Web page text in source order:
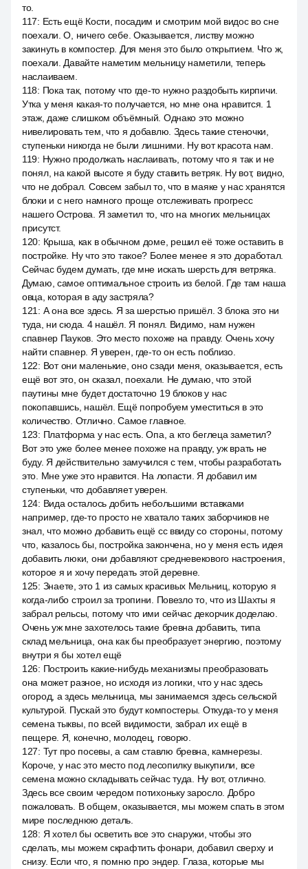
то.
117: Есть ещё Кости, посадим и смотрим мой видос во сне
поехали. О, ничего себе. Оказывается, листву можно
закинуть в компостер. Для меня это было открытием. Что ж,
поехали. Давайте наметим мельницу наметили, теперь
наслаиваем.
118: Пока так, потому что где-то нужно раздобыть кирпичи.
Утка у меня какая-то получается, но мне она нравится. 1
этаж, даже слишком объёмный. Однако это можно
нивелировать тем, что я добавлю. Здесь такие стеночки,
ступеньки никогда не были лишними. Ну вот красота нам.
119: Нужно продолжать наслаивать, потому что я так и не
понял, на какой высоте я буду ставить ветряк. Ну вот, видно,
что не добрал. Совсем забыл то, что в маяке у нас хранятся
блоки и с него намного проще отслеживать прогресс
нашего Острова. Я заметил то, что на многих мельницах
присутст.
120: Крыша, как в обычном доме, решил её тоже оставить в
постройке. Ну что это такое? Более менее я это доработал.
Сейчас будем думать, где мне искать шерсть для ветряка.
Думаю, самое оптимальное строить из белой. Где там наша
овца, которая в аду застряла?
121 : А она все здесь. Я за шерстью пришёл. 3 блока это ни
туда, ни сюда. 4 нашёл. Я понял. Видимо, нам нужен
спавнер Пауков. Это место похоже на правду. Очень хочу
найти спавнер. Я уверен, где-то он есть поблизо.
122: Вот они маленькие, оно сзади меня, оказывается, есть
ещё вот это, он сказал, поехали. Не думаю, что этой
паутины мне будет достаточно 19 блоков у нас
покопавшись, нашёл. Ещё попробуем уместиться в это
количество. Отлично. Самое главное.
123: Платформа у нас есть. Опа, а кто беглеца заметил?
Вот это уже более менее похоже на правду, уж врать не
буду. Я действительно замучился с тем, чтобы разработать
это. Мне уже это нравится. На лопасти. Я добавил им
ступеньки, что добавляет уверен.
124: Вида осталось добить небольшими вставками
например, где-то просто не хватало таких заборчиков не
знал, что можно добавить ещё cc ввиду со стороны, потому
что, казалось бы, постройка закончена, но у меня есть идея
добавить люки, они добавляют средневекового настроения,
которое я и хочу передать этой деревне.
125: Знаете, это 1 из самых красивых Мельниц, которую я
когда-либо строил за тропини. Повезло то, что из Шахты я
забрал рельсы, потому что ими сейчас декорчик доделаю.
Очень уж мне захотелось такие бревна добавить, типа
склад мельница, она как бы преобразует энергию, поэтому
внутри я бы хотел ещё
126: Построить какие-нибудь механизмы преобразовать
она может разное, но исходя из логики, что у нас здесь
огород, а здесь мельница, мы занимаемся здесь сельской
культурой. Пускай это будут компостеры. Откуда-то у меня
семена тыквы, по всей видимости, забрал их ещё в
пещере. Я, конечно, молодец, говорю.
127: Тут про посевы, а сам ставлю бревна, камнерезы.
Короче, у нас это место под лесопилку выкупили, все
семена можно складывать сейчас туда. Ну вот, отлично.
Здесь все своим чередом потихоньку заросло. Добро
пожаловать. В общем, оказывается, мы можем спать в этом
мире последнюю деталь.
128: Я хотел бы осветить все это снаружи, чтобы это
сделать, мы можем скрафтить фонари, добавил сверху и
снизу. Если что, я помню про эндер. Глаза, которые мы